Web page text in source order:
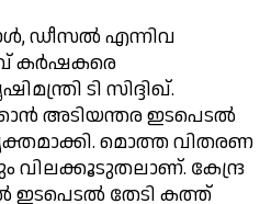
ഡീസല്‍ എന്നിവ
കര്‍ഷകരെ
ടി സിദ്ദിഖ്.
അടിയന്തര ഇടപെടല്‍
മൊത്ത വിതരണ
വിലക്കൂടുതലാണ്. കേന്ദ്ര
ഇടപെടല്‍ തേടി കത്ത്